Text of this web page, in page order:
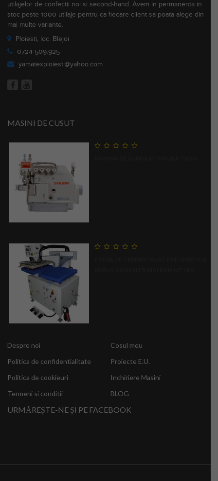
utilajelor de confectii noi si second-hand. Avem in permanenta in
stoc peste 1000 utilaje pentru ca fiecare client sa poata alege din
mai multe variante.
Ploiesti, loc. Blejoi
0724-509.925
yamatexploiesti@yahoo.com
MASINI DE CUSUT
Despre noi
Politica de confidentialitate
Politica de cookieuri
Termeni si conditii
Cosul meu
Proiecte E.U.
Inchiriere Masini
BLOG
URMĂREȘTE-NE ȘI PE FACEBOOK